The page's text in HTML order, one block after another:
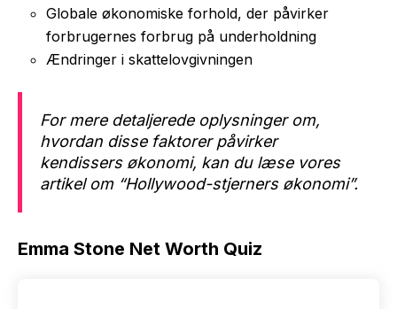
Globale økonomiske forhold, der påvirker
forbrugernes forbrug på underholdning
Ændringer i skattelovgivningen
For mere detaljerede oplysninger om,
hvordan disse faktorer påvirker
kendissers økonomi, kan du læse vores
artikel om “Hollywood-stjerners økonomi”.
Emma Stone Net Worth Quiz